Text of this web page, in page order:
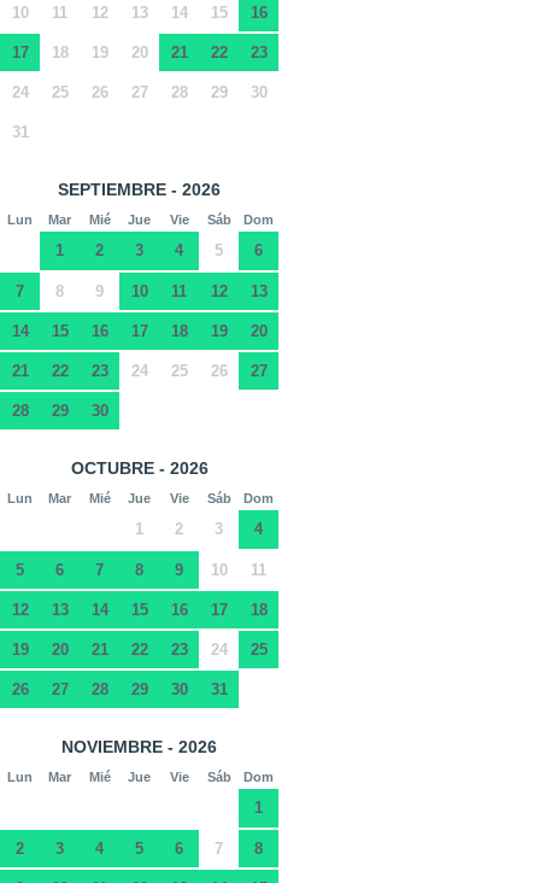
10 11 12 13 14 15 16
17 18 19 20 21 22 23
24 25 26 27 28 29 30
31
SEPTIEMBRE - 2026
Lun Mar Mié Jue Vie Sáb Dom
1 2 3 4 5 6
7 8 9 10 11 12 13
14 15 16 17 18 19 20
21 22 23 24 25 26 27
28 29 30
OCTUBRE - 2026
Lun Mar Mié Jue Vie Sáb Dom
1 2 3 4
5 6 7 8 9 10 11
12 13 14 15 16 17 18
19 20 21 22 23 24 25
26 27 28 29 30 31
NOVIEMBRE - 2026
Lun Mar Mié Jue Vie Sáb Dom
1
2 3 4 5 6 7 8